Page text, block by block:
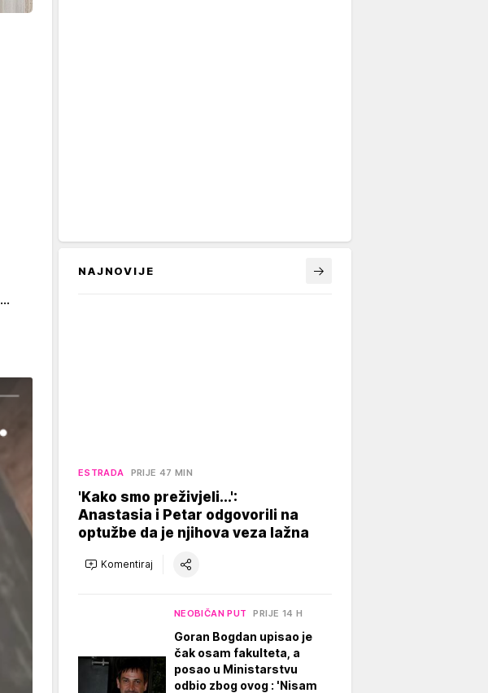
...
NAJNOVIJE
ESTRADA PRIJE 47 MIN
'Kako smo preživjeli...':
Anastasia i Petar odgovorili na
optužbe da je njihova veza lažna
Komentiraj
NEOBIČAN PUT PRIJE 14 H
Goran Bogdan upisao je
čak osam fakulteta, a
posao u Ministarstvu
odbio zbog ovog : 'Nisam